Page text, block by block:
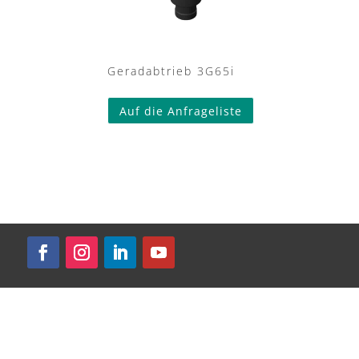
Geradabtrieb 3G65i
Auf die Anfrageliste